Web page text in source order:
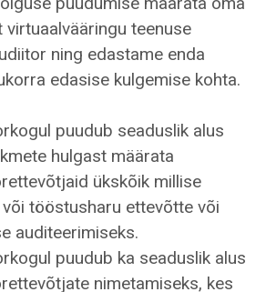
virtuaalvääringu teenuse
ning edastame enda
edasise kulgemise kohta.
puudub seaduslik alus
hulgast määrata
ükskõik millise
või tööstusharu ettevõtte või
auditeerimiseks.
puudub ka seaduslik alus
nimetamiseks, kes